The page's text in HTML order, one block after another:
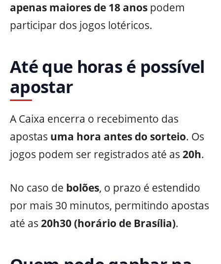
apenas maiores de 18 anos podem
participar dos jogos lotéricos.
Até que horas é possível
apostar
A Caixa encerra o recebimento das
apostas uma hora antes do sorteio. Os
jogos podem ser registrados até as 20h.
No caso de bolões, o prazo é estendido
por mais 30 minutos, permitindo apostas
até as 20h30 (horário de Brasília).